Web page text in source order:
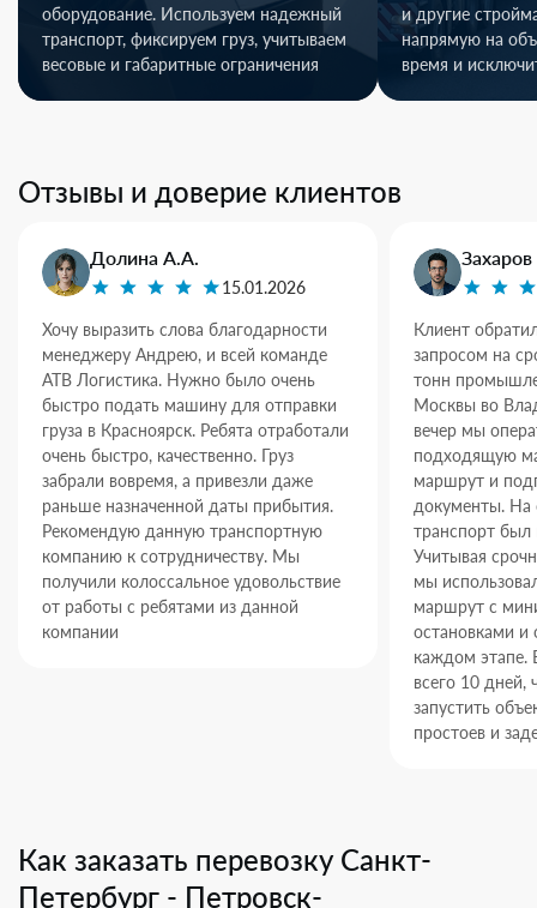
оборудование. Используем надежный
транспорт, фиксируем груз, учитываем
весовые и габаритные ограничения
и другие
напрямую на
время и
Отзывы и доверие клиентов
Долина А.А.
15.01.2026
Хочу выразить слова благодарности
менеджеру Андрею, и всей команде
АТВ Логистика. Нужно было очень
быстро подать машину для отправки
груза в Красноярск. Ребята отработали
очень быстро, качественно. Груз
забрали вовремя, а привезли даже
раньше назначенной даты прибытия.
Рекомендую данную транспортную
компанию к сотрудничеству. Мы
получили колоссальное удовольствие
от работы с ребятами из данной
компании
Клиент
запросом на
тонн
Москвы во
вечер мы
подходящую
маршрут и
документы. На
транспорт был
Учитывая
мы
маршрут с
остановками и
каждом этапе.
всего 10 дней,
запустить
простоев и
Как заказать перевозку Санкт-
Петербург - Петровск-